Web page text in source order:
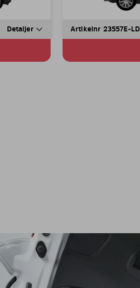
Detaljer Artikelnr 23557E-LD